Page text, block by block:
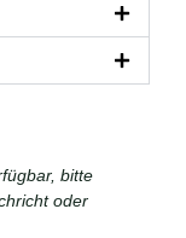
bitte
oder